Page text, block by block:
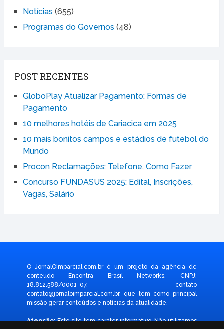
Notícias (655)
Programas do Governos (48)
POST RECENTES
GloboPlay Atualizar Pagamento: Formas de
Pagamento
10 melhores hotéis de Cariacica em 2025
10 mais bonitos campos e estádios de futebol do
Mundo
Procon Reclamações: Telefone, Como Fazer
Concurso FUNDASUS 2025: Edital, Inscrições,
Vagas, Salário
O JornalOImparcial.com.br é um projeto da agência de
conteúdo Encontra Brasil Networks, CNPJ:
18.812.588/0001-07, contato
contato@jornaloimparcial.com.br, que tem como principal
missão gerar conteúdos e notícias da atualidade.
Atenção:Este site tem caráter informativo. Não utilizamos